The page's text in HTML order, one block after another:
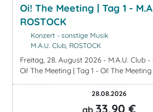
Oi! The Meeting | Tag 1 -
ROSTOCK
Konzert - sonstige Musik
M.A.U. Club, ROSTOCK
Freitag, 28. August 2026 - M.A.U. Club -
Oi! The Meeting | Tag 1 - Oi! The
28.08.2026
ab 33,90 €